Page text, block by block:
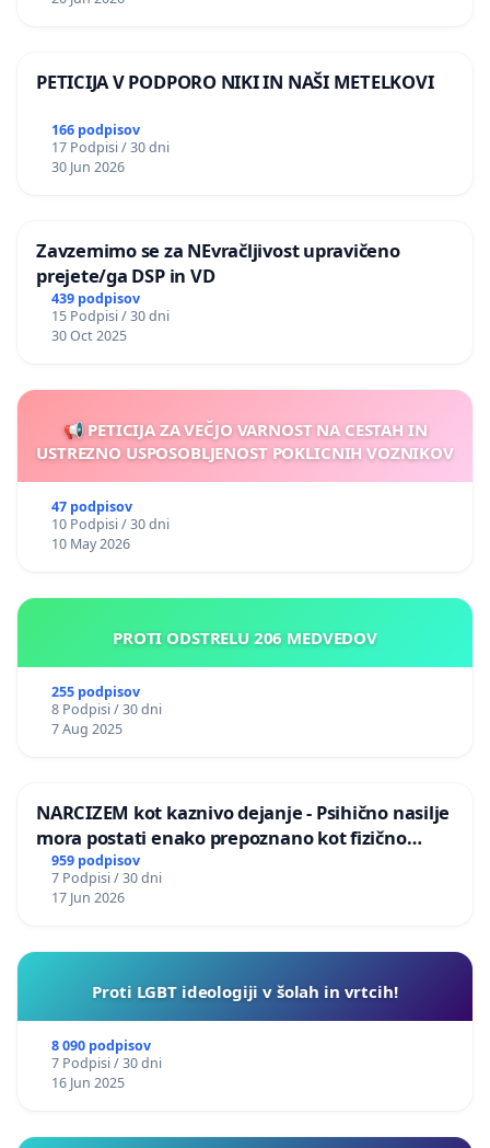
PETICIJA V PODPORO NIKI IN NAŠI METELKOVI
166 podpisov
17 Podpisi / 30 dni
30 Jun 2026
Zavzemimo se za NEvračljivost upravičeno
prejete/ga DSP in VD
439 podpisov
15 Podpisi / 30 dni
30 Oct 2025
📢 PETICIJA ZA VEČJO VARNOST NA CESTAH IN
USTREZNO USPOSOBLJENOST POKLICNIH VOZNIKOV
47 podpisov
10 Podpisi / 30 dni
10 May 2026
PROTI ODSTRELU 206 MEDVEDOV
255 podpisov
8 Podpisi / 30 dni
7 Aug 2025
NARCIZEM kot kaznivo dejanje - Psihično nasilje
mora postati enako prepoznano kot fizično
nasilje
959 podpisov
7 Podpisi / 30 dni
17 Jun 2026
Proti LGBT ideologiji v šolah in vrtcih!
8 090 podpisov
7 Podpisi / 30 dni
16 Jun 2025